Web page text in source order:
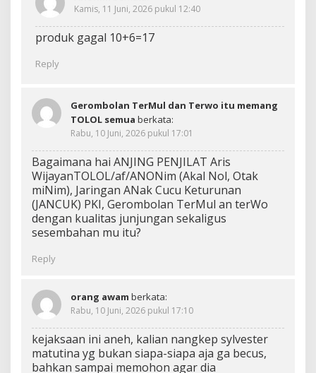
Kamis, 11 Juni, 2026 pukul 12:40
produk gagal 10+6=17
Reply
Gerombolan TerMul dan Terwo itu memang
TOLOL semua berkata:
Rabu, 10 Juni, 2026 pukul 17:01
Bagaimana hai ANJING PENJILAT Aris
WijayanTOLOL/af/ANONim (Akal Nol, Otak
miNim), Jaringan ANak Cucu Keturunan
(JANCUK) PKI, Gerombolan TerMul an terWo
dengan kualitas junjungan sekaligus
sesembahan mu itu?
Reply
orang awam berkata:
Rabu, 10 Juni, 2026 pukul 17:10
kejaksaan ini aneh, kalian nangkep sylvester
matutina yg bukan siapa-siapa aja ga becus,
bahkan sampai memohon agar dia